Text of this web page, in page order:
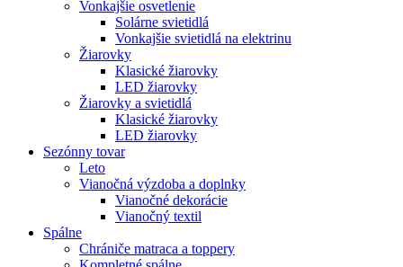
Vonkajšie osvetlenie
Solárne svietidlá
Vonkajšie svietidlá na elektrinu
Žiarovky
Klasické žiarovky
LED žiarovky
Žiarovky a svietidlá
Klasické žiarovky
LED žiarovky
Sezónny tovar
Leto
Vianočná výzdoba a doplnky
Vianočné dekorácie
Vianočný textil
Spálne
Chrániče matraca a toppery